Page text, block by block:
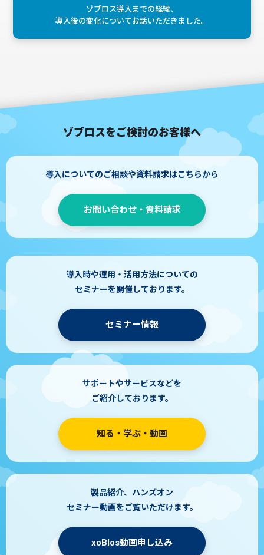
ゾブロス導入までの経緯、
導入後の変化についてお話いただきました。
ゾブロスをご検討のお客様へ
導入についてのご相談や資料請求はこちらから
お問い合わせ・資料請求
導入時や運用・活用方法についての
セミナーを開催しております。
セミナー情報
サポートやサービスなどを
ご紹介しております。
知る・学ぶ・動画
製品紹介、ハンズオン
セミナー動画をご覧いただけます。
xoBlos動画申し込み